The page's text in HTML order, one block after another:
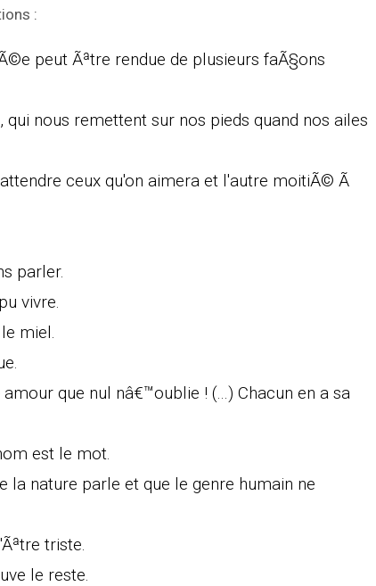
:
peut Ãªtre rendue de plusieurs faÃ§ons
qui nous remettent sur nos pieds quand nos ailes
ceux qu'on aimera et l'autre moitiÃ© Ã
parler.
vivre.
miel.
que nul nâ€™oublie ! (...) Chacun en a sa
est le mot.
la nature parle et que le genre humain ne
triste.
le reste.